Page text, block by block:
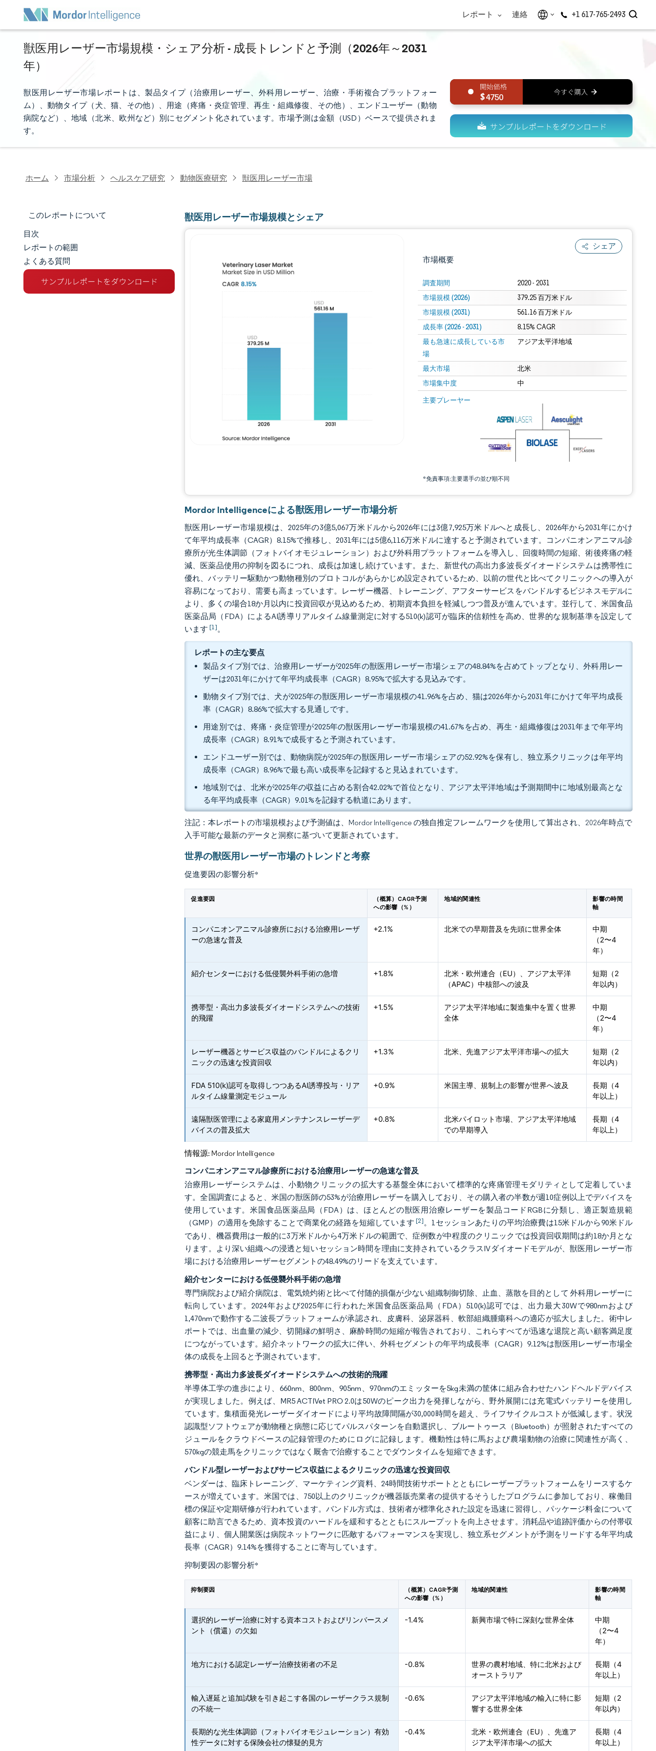
レポート 連絡 +1 617-765-2493
獣医用レーザー市場規模・シェア分析 - 成長トレンドと予測（2026年～2031
年）
獣医用レーザー市場レポートは、製品タイプ（治療用レーザー、外科用レーザー、治療・手術複合プラットフォー
ム）、動物タイプ（犬、猫、その他）、用途（疼痛・炎症管理、再生・組織修復、その他）、エンドユーザー（動物
病院など）、地域（北米、欧州など）別にセグメント化されています。市場予測は金額（USD）ベースで提供されま
す。
4750
ホーム 市場分析 ヘルスケア研究 動物医療研究 獣医用レーザー市場
このレポートについて
市場規模とシェア
市場分析
トレンドとインサイト
目次
レポートの範囲
よくある質問
獣医用レーザー市場規模とシェア
シェア
市場概要
調査期間 2020 - 2031
市場規模 (2026) 379.25 百万米ドル
市場規模 (2031) 561.16 百万米ドル
成長率 (2026 - 2031) 8.15% CAGR
最も急速に成長している市
場
アジア太平洋地域
最大市場 北米
市場集中度 中
主要プレーヤー
*免責事項:主要選手の並び順不同
画像 © Mordor Intelligence。再利用にはCC BY 4.0の表示が必要です。
画像 © Mordor Intelligence。再利用にはCC BY 4.0の表示が必要です。
Mordor Intelligenceによる獣医用レーザー市場分析
獣医用レーザー市場規模は、2025年の3億5,067万米ドルから2026年には3億7,925万米ドルへと成長し、2026年から2031年にかけ
て年平均成長率（CAGR）8.15%で推移し、2031年には5億6,116万米ドルに達すると予測されています。コンパニオンアニマル診
療所が光生体調節（フォトバイオモジュレーション）および外科用プラットフォームを導入し、回復時間の短縮、術後疼痛の軽
減、医薬品使用の抑制を図るにつれ、成長は加速し続けています。また、新世代の高出力多波長ダイオードシステムは携帯性に
優れ、バッテリー駆動かつ動物種別のプロトコルがあらかじめ設定されているため、以前の世代と比べてクリニックへの導入が
容易になっており、需要も高まっています。レーザー機器、トレーニング、アフターサービスをバンドルするビジネスモデルに
より、多くの場合18か月以内に投資回収が見込めるため、初期資本負担を軽減しつつ普及が進んでいます。並行して、米国食品
医薬品局（FDA）によるAI誘導リアルタイム線量測定に対する510(k)認可が臨床的信頼性を高め、世界的な規制基準を設定して
います[1]。
レポートの主な要点
製品タイプ別では、治療用レーザーが2025年の獣医用レーザー市場シェアの48.84%を占めてトップとなり、外科用レー
ザーは2031年にかけて年平均成長率（CAGR）8.95%で拡大する見込みです。
動物タイプ別では、犬が2025年の獣医用レーザー市場規模の41.96%を占め、猫は2026年から2031年にかけて年平均成長
率（CAGR）8.86%で拡大する見通しです。
用途別では、疼痛・炎症管理が2025年の獣医用レーザー市場規模の41.67%を占め、再生・組織修復は2031年まで年平均
成長率（CAGR）8.91%で成長すると予測されています。
エンドユーザー別では、動物病院が2025年の獣医用レーザー市場シェアの52.92%を保有し、独立系クリニックは年平均
成長率（CAGR）8.96%で最も高い成長率を記録すると見込まれています。
地域別では、北米が2025年の収益に占める割合42.02%で首位となり、アジア太平洋地域は予測期間中に地域別最高とな
る年平均成長率（CAGR）9.01%を記録する軌道にあります。
注記：本レポートの市場規模および予測値は、Mordor Intelligence の独自推定フレームワークを使用して算出され、2026年時点で
入手可能な最新のデータと洞察に基づいて更新されています。
世界の獣医用レーザー市場のトレンドと考察
促進要因の影響分析*
促進要因
（概算）CAGR予測
への影響（%）
地域的関連性
影響の時間
軸
コンパニオンアニマル診療所における治療用レーザ
ーの急速な普及
+2.1% 北米での早期普及を先頭に世界全体
中期
（2〜4
年）
紹介センターにおける低侵襲外科手術の急増 +1.8%
北米・欧州連合（EU）、アジア太平洋
（APAC）中核部への波及
短期（2
年以内）
携帯型・高出力多波長ダイオードシステムへの技術
的飛躍
+1.5%
アジア太平洋地域に製造集中を置く世界
全体
中期
（2〜4
年）
レーザー機器とサービス収益のバンドルによるクリ
ニックの迅速な投資回収
+1.3% 北米、先進アジア太平洋市場への拡大
短期（2
年以内）
FDA 510(k)認可を取得しつつあるAI誘導投与・リア
ルタイム線量測定モジュール
+0.9% 米国主導、規制上の影響が世界へ波及
長期（4
年以上）
遠隔獣医管理による家庭用メンテナンスレーザーデ
バイスの普及拡大
+0.8%
北米パイロット市場、アジア太平洋地域
での早期導入
長期（4
年以上）
情報源: Mordor Intelligence
コンパニオンアニマル診療所における治療用レーザーの急速な普及
治療用レーザーシステムは、小動物クリニックの拡大する基盤全体において標準的な疼痛管理モダリティとして定着していま
す。全国調査によると、米国の獣医師の53%が治療用レーザーを購入しており、その購入者の半数が週10症例以上でデバイスを
使用しています。米国食品医薬品局（FDA）は、ほとんどの獣医用治療レーザーを製品コードRGBに分類し、適正製造規範
（GMP）の適用を免除することで商業化の経路を短縮しています[2]。1セッションあたりの平均治療費は15米ドルから90米ドル
であり、機器費用は一般的に3万米ドルから4万米ドルの範囲で、症例数が中程度のクリニックでは投資回収期間は約18か月とな
ります。より深い組織への浸透と短いセッション時間を理由に支持されているクラスIVダイオードモデルが、獣医用レーザー市
場における治療用レーザーセグメントの48.49%のリードを支えています。
紹介センターにおける低侵襲外科手術の急増
専門病院および紹介病院は、電気焼灼術と比べて付随的損傷が少ない組織制御切除、止血、蒸散を目的として 外科用レーザーに
転向しています。2024年および2025年に行われた米国食品医薬品局（FDA）510(k)認可では、出力最大30Wで980nmおよび
1,470nmで動作する二波長プラットフォームが承認され、皮膚科、泌尿器科、軟部組織腫瘍科への適応が拡大しました。術中レ
ポートでは、出血量の減少、切開縁の鮮明さ、麻酔時間の短縮が報告されており、これらすべてが迅速な退院と高い顧客満足度
につながっています。紹介ネットワークの拡大に伴い、外科セグメントの年平均成長率（CAGR）9.12%は獣医用レーザー市場全
体の成長を上回ると予測されています。
携帯型・高出力多波長ダイオードシステムへの技術的飛躍
半導体工学の進歩により、660nm、800nm、905nm、970nmのエミッターを5kg未満の筐体に組み合わせたハンドヘルドデバイス
が実現しました。例えば、MR5 ACTIVet PRO 2.0は50Wのピーク出力を発揮しながら、野外展開には充電式バッテリーを使用し
ています。集積面発光レーザーダイオードにより平均故障間隔が30,000時間を超え、ライフサイクルコストが低減します。状況
認識型ソフトウェアが動物種と病態に応じてパルスパターンを自動選択し、ブルートゥース（Bluetooth）が照射されたすべての
ジュールをクラウドベースの記録管理のためにログに記録します。機動性は特に馬および農場動物の治療に関連性が高く、
570kgの競走馬をクリニックではなく厩舎で治療することでダウンタイムを短縮できます。
バンドル型レーザーおよびサービス収益によるクリニックの迅速な投資回収
ベンダーは、臨床トレーニング、マーケティング資料、24時間技術サポートとともにレーザープラットフォームをリースするケ
ースが増えています。米国では、750以上のクリニックが機器販売業者の提供するそうしたプログラムに参加しており、稼働目
標の保証や定期研修が行われています。バンドル方式は、技術者が標準化された設定を迅速に習得し、パッケージ料金について
顧客に助言できるため、資本投資のハードルを緩和するとともにスループットを向上させます。消耗品や追跡評価からの付帯収
益により、個人開業医は病院ネットワークに匹敵するパフォーマンスを実現し、独立系セグメントが予測をリードする年平均成
長率（CAGR）9.14%を獲得することに寄与しています。
抑制要因の影響分析*
抑制要因
（概算）CAGR予測
への影響（%）
地域的関連性
影響の時間
軸
選択的レーザー治療に対する資本コストおよびリンバースメ
ント（償還）の欠如
-1.4% 新興市場で特に深刻な世界全体
中期
（2〜4
年）
地方における認定レーザー治療技術者の不足 -0.8%
世界の農村地域、特に北米および
オーストラリア
長期（4
年以上）
輸入遅延と追加試験を引き起こす各国のレーザークラス規制
の不統一
-0.6%
アジア太平洋地域の輸入に特に影
響する世界全体
短期（2
年以内）
長期的な光生体調節（フォトバイオモジュレーション）有効
性データに対する保険会社の懐疑的見方
-0.4%
北米・欧州連合（EU）、先進ア
ジア太平洋市場への拡大
長期（4
年以上）